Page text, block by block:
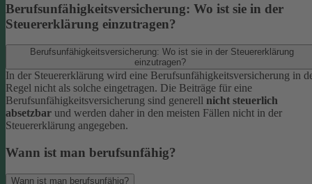
Berufsunfähigkeitsversicherung: Wo ist sie in der
Steuererklärung einzutragen?
Berufsunfähigkeitsversicherung: Wo ist sie in der Steuererklärung
einzutragen?
In der Steuererklärung wird eine Berufsunfähigkeitsversicherung in
Regel nicht als solche eingetragen. Die Beiträge für eine
Berufsunfähigkeitsversicherung sind generell nicht steuerlich
absetzbar und werden daher in den meisten Fällen nicht in der
Steuererklärung angegeben.
Wann ist man berufsunfähig?
Wann ist man berufsunfähig?